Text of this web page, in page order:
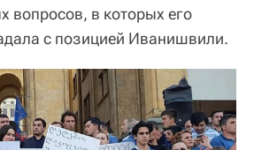
вопросов, в которых его
с позицией Иванишвили.